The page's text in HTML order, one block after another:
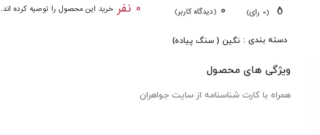
(0 رای) 0 (دیدگاه کاربر) 0 نفر خرید این محصول را توصیه کرده اند.
دسته بندی : نگین ( سنگ پیاده)
ویژگی های محصول
همراه با کارت شناسنامه از سایت جواهران